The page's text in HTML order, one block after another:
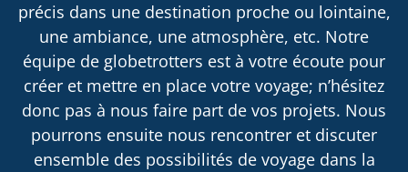
précis dans une destination proche ou lointaine,
une ambiance, une atmosphère, etc. Notre
équipe de globetrotters est à votre écoute pour
créer et mettre en place votre voyage; n’hésitez
donc pas à nous faire part de vos projets. Nous
pourrons ensuite nous rencontrer et discuter
ensemble des possibilités de voyage dans la